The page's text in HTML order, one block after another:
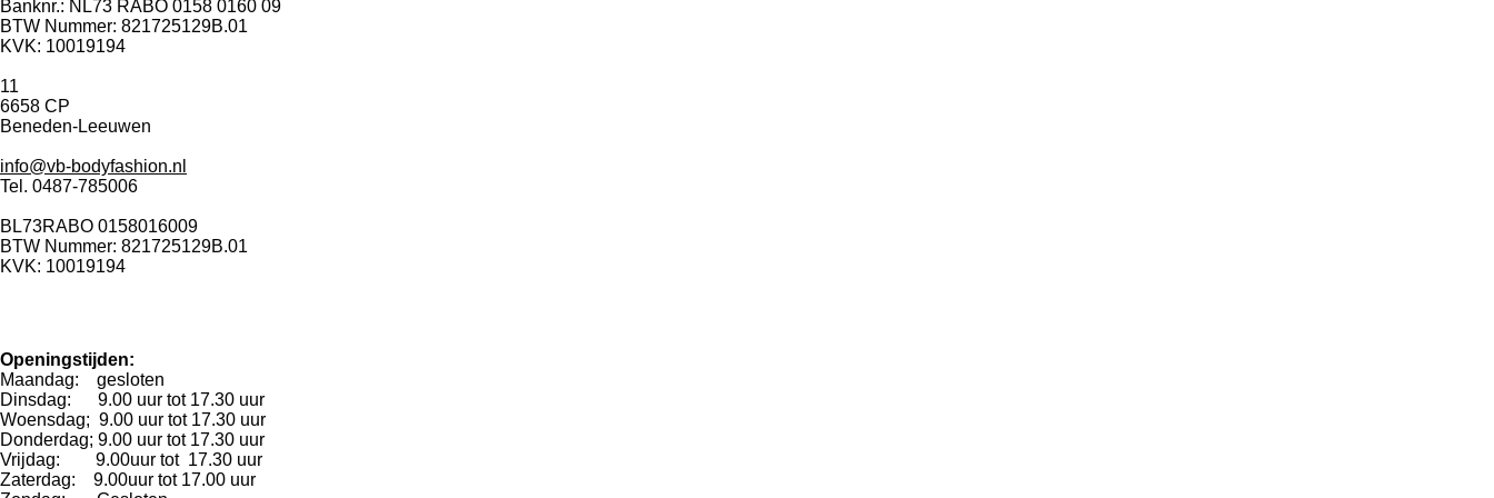
Banknr.: NL73 RABO 0158 0160 09
BTW Nummer: 821725129B.01
KVK: 10019194
11
6658 CP
Beneden-Leeuwen
info@vb-bodyfashion.nl
Tel. 0487-785006
BL73RABO 0158016009
BTW Nummer: 821725129B.01
KVK: 10019194
Openingstijden:
Maandag: gesloten
Dinsdag: 9.00 uur tot 17.30 uur
Woensdag; 9.00 uur tot 17.30 uur
Donderdag; 9.00 uur tot 17.30 uur
Vrijdag: 9.00uur tot 17.30 uur
Zaterdag: 9.00uur tot 17.00 uur